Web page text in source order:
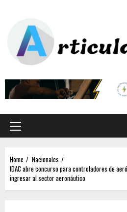
Home
Nacionales
IDAC abre concurso para controladores de
ingresar al sector aeronáutico